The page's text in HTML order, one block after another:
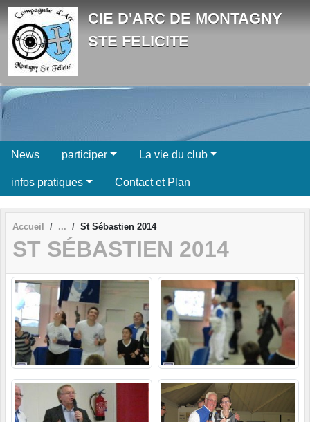
CIE D'ARC DE MONTAGNY
STE FELICITE
News participer La vie du club
infos pratiques Contact et Plan
Accueil St Sébastien 2014
ST SÉBASTIEN 2014
Panneau de gestion des cookies